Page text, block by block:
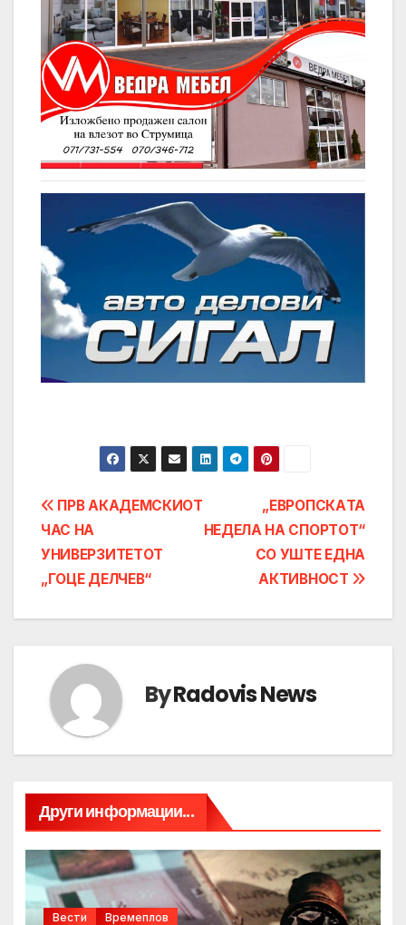
Post
navigation
„ЕВРОПСКАTA
НЕДЕЛА НА СПОРТОТ“
СО УШТЕ ЕДНА
АКТИВНОСТ
ПРВ АКАДЕМСКИОТ
ЧАС НА
УНИВЕРЗИТЕТОТ
„ГОЦЕ ДЕЛЧЕВ“
ByRadovis News
Други информации...
Вести Времеплов